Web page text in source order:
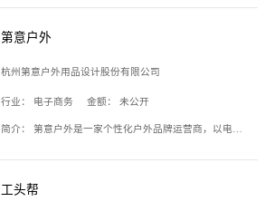
第意户外
杭州第意户外用品设计股份有限公司
行业： 电子商务 金额： 未公开
简介： 第意户外是一家个性化户外品牌运营商，以电子商务为主要载体，主要从事户外产品的设计、生产、销售业务，产品包含冲锋衣、户外鞋、户外背包等。
工头帮